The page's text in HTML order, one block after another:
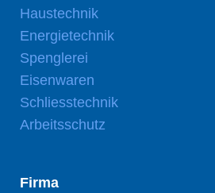
Haustechnik
Energietechnik
Spenglerei
Eisenwaren
Schliesstechnik
Arbeitsschutz
Firma